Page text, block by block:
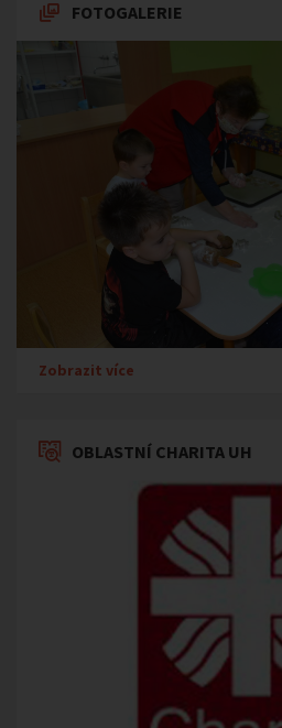
FOTOGALERIE
Zobrazit více
OBLASTNÍ CHARITA UH